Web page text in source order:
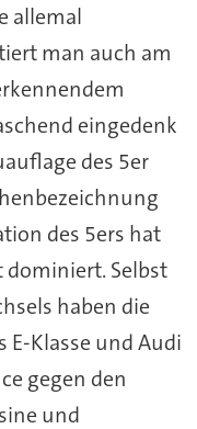
allemal
man auch am
eingedenk
des 5er
des 5ers hat
dominiert. Selbst
haben die
Klasse und Audi
gegen den
und